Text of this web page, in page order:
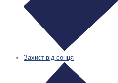
Захист від сонця